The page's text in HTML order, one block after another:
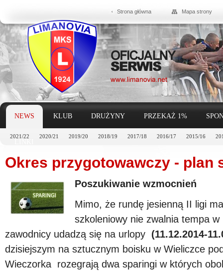
Strona główna Mapa strony
NEWS
2021/22 2020/21 2019/20 2018/19 2017/18 2016/17 2015/16
KLUB DRUŻYNY PRZEKAŻ 1%
Okres przygotowawczy - plan
Poszukiwanie wzmocnień
Mimo, że rundę jesienną II ligi
szkoleniowy nie zwalnia tempa
zawodnicy udadzą się na urlopy (11.12.2014-
dzisiejszym na sztucznym boisku w Wieliczce
Wieczorka rozegrają dwa sparingi w których